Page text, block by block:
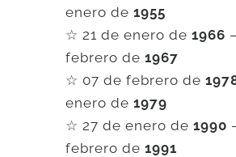
enero de1955
☆ 21 de enero de1966
febrero de1967
☆ 07 de febrero de
enero de 1979
☆ 27 de enero de1990
febrero de 1991